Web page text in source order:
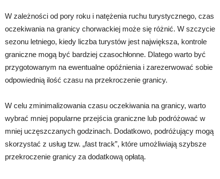
W zależności od pory roku i natężenia ruchu turystycznego, czas
oczekiwania na granicy chorwackiej może się różnić. W szczycie
sezonu letniego, kiedy liczba turystów jest największa, kontrole
graniczne mogą być bardziej czasochłonne. Dlatego warto być
przygotowanym na ewentualne opóźnienia i zarezerwować sobie
odpowiednią ilość czasu na przekroczenie granicy.
W celu zminimalizowania czasu oczekiwania na granicy, warto
wybrać mniej popularne przejścia graniczne lub podróżować w
mniej uczęszczanych godzinach. Dodatkowo, podróżujący mogą
skorzystać z usług tzw. „fast track”, które umożliwiają szybsze
przekroczenie granicy za dodatkową opłatą.